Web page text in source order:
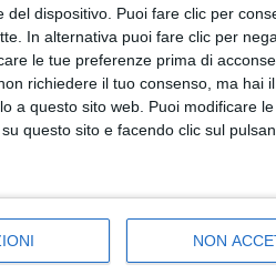
del dispositivo. Puoi fare clic per
In alternativa puoi fare clic per
le tue preferenze prima di
richiedere il tuo consenso, ma
a questo sito web. Puoi modificare
questo sito e facendo clic sul
NON